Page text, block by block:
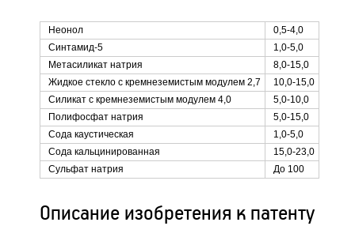
Неонол
0,5-4,0
Синтамид-5
1,0-5,0
Метасиликат натрия
8,0-15,0
Жидкое стекло с кремнеземистым модулем 2,7
10,0-15,0
Силикат с кремнеземистым модулем 4,0
5,0-10,0
Полифосфат натрия
5,0-15,0
Сода каустическая
1,0-5,0
Сода кальцинированная
15,0-23,0
Сульфат натрия
До 100
Описание изобретения к патенту